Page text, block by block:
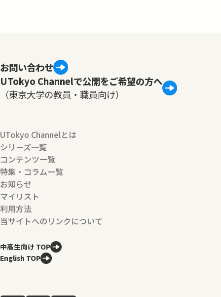
お問い合わせ
UTokyo Channelで公開をご希望の方へ
（東京大学の教員・職員向け）
UTokyo Channelとは
シリーズ一覧
コンテンツ一覧
特集・コラム一覧
お知らせ
マイリスト
利用方法
当サイトへのリンクについて
中高生向け TOP
English TOP